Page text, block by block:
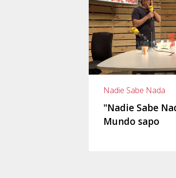
Nadie Sabe Nada
"Nadie Sabe
Mundo sapo